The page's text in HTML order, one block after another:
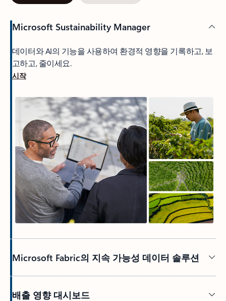
Microsoft Sustainability Manager
데이터와 AI의 기능을 사용하여 환경적 영향을 기록하고, 보
고하고, 줄이세요.
시작
Microsoft Fabric의 지속 가능성 데이터 솔루션
배출 영향 대시보드